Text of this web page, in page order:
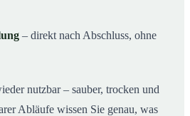
– direkt nach Abschluss, ohne
nutzbar – sauber, trocken und
Abläufe wissen Sie genau, was